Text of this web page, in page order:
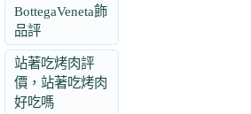
BottegaVeneta飾
品評
站著吃烤肉評
價，站著吃烤肉
好吃嗎